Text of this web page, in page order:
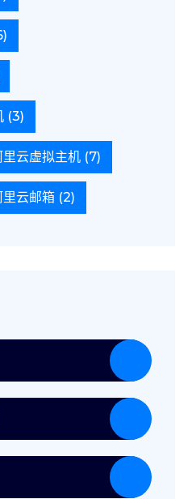
(3)
里云虚拟主机 (7)
里云邮箱 (2)